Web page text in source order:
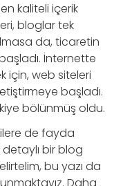
kaliteli içerik
bloglar tek
da, ticaretin
İnternette
için, web siteleri
başladı.
bölünmüş oldu.
de fayda
bir blog
bu yazı da